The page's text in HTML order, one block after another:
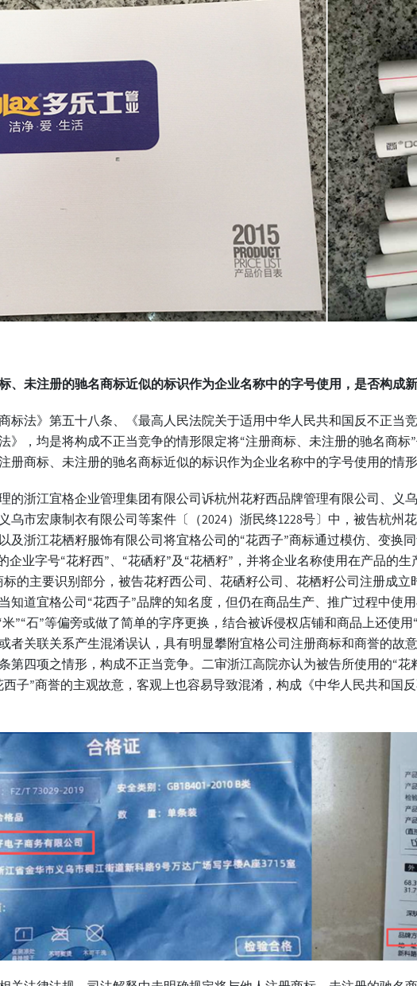
、未注册的驰名商标近似的标识作为企业名称中的字号使用，是否构成
标法》第五十八条、《最高人民法院关于适用中华人民共和国反不正当
》，均是将构成不正当竞争的情形限定将“注册商标、未注册的驰名商
册商标、未注册的驰名商标近似的标识作为企业名称中的字号使用的情
的浙江宜格企业管理集团有限公司诉杭州花籽西品牌管理有限公司、义
乌市宏康制衣有限公司等案件〔（2024）浙民终1228号〕中，被告杭州
及浙江花栖籽服饰有限公司将宜格公司的“花西子”商标通过模仿、变换
企业字号“花籽西”、“花硒籽”及“花栖籽”，并将企业名称使用在产品的
标的主要识别部分，被告花籽西公司、花硒籽公司、花栖籽公司注册成
知道宜格公司“花西子”品牌的知名度，但仍在商品生产、推广过程中使
米”“石”等偏旁或做了简单的字序更换，结合被诉侵权店铺和商品上还使
者关联关系产生混淆误认，具有明显攀附宜格公司注册商标和商誉的故
第四项之情形，构成不正当竞争。二审浙江高院亦认为被告所使用的“花
西子”商誉的主观故意，客观上也容易导致混淆，构成《中华人民共和国